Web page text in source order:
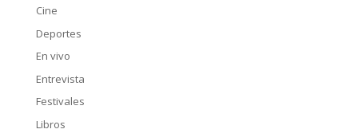
Cine
Deportes
En vivo
Entrevista
Festivales
Libros